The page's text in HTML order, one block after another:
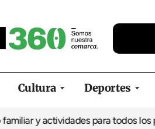
Cultura Deportes
para todos los públicos